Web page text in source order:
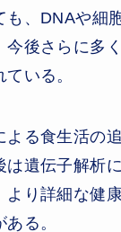
も、DNAや細
今後さらに多
いる。
よる食生活の
は遺伝子解析
より詳細な健
る。